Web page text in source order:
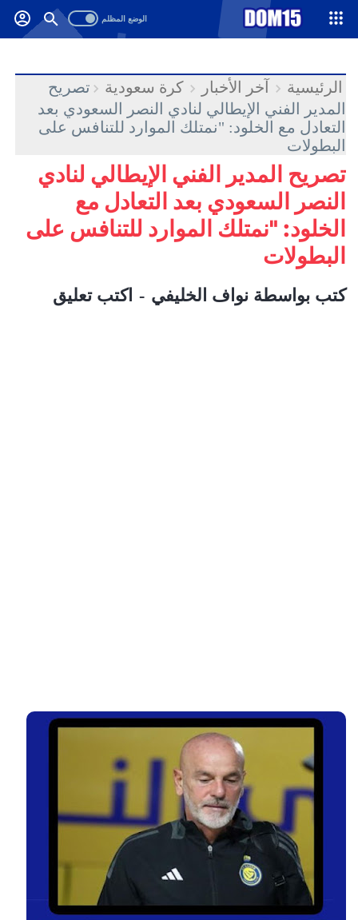
-->
الرئيسية آخر الأخبار كرة سعودية
تصريح
المدير الفني الإيطالي لنادي النصر السعودي بعد
التعادل مع الخلود: "نمتلك الموارد للتنافس على
البطولات
تصريح المدير الفني الإيطالي لنادي
النصر السعودي بعد التعادل مع
الخلود: "نمتلك الموارد للتنافس على
البطولات
كتب بواسطة نواف الخليفي اكتب تعليق